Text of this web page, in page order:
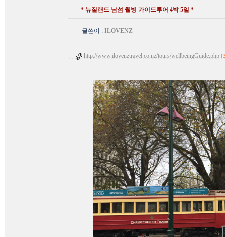
* 뉴질랜드 남섬 웰빙 가이드투어 4박 5일 *
글쓴이 : ILOVENZ
http://www.ilovenztravel.co.nz/tours/wellbeingGuide.php